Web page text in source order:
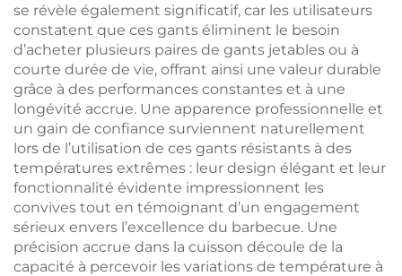
se révèle également significatif, car les utilisateurs
constatent que ces gants éliminent le besoin
d’acheter plusieurs paires de gants jetables ou à
courte durée de vie, offrant ainsi une valeur durable
grâce à des performances constantes et à une
longévité accrue. Une apparence professionnelle et
un gain de confiance surviennent naturellement
lors de l’utilisation de ces gants résistants à des
températures extrêmes : leur design élégant et leur
fonctionnalité évidente impressionnent les
convives tout en témoignant d’un engagement
sérieux envers l’excellence du barbecue. Une
précision accrue dans la cuisson découle de la
capacité à percevoir les variations de température à